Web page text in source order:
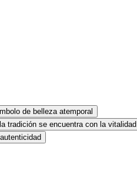
de belleza atemporal
tradición se encuentra con la vitalidad